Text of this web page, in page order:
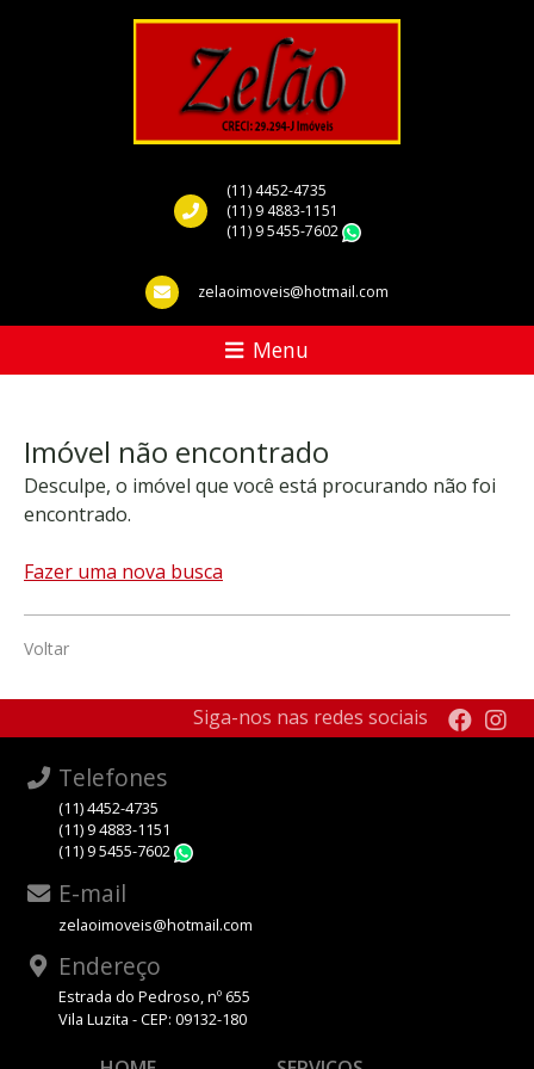
(11) 4452-4735
(11) 9 4883-1151
(11) 9 5455-7602
zelaoimoveis@hotmail.com
Menu
Imóvel não encontrado
Desculpe, o imóvel que você está procurando não foi
encontrado.
Fazer uma nova busca
Voltar
Siga-nos nas redes sociais
Telefones
(11) 4452-4735
(11) 9 4883-1151
(11) 9 5455-7602
E-mail
zelaoimoveis@hotmail.com
Endereço
Estrada do Pedroso, nº 655
Vila Luzita - CEP: 09132-180